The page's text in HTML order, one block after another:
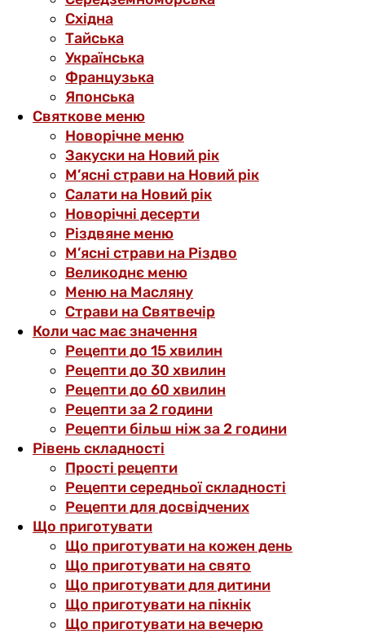
Східна
Тайська
Українська
Французька
Японська
Святкове меню
Новорічне меню
Закуски на Новий рік
М’ясні страви на Новий рік
Салати на Новий рік
Новорічні десерти
Різдвяне меню
М’ясні страви на Різдво
Великоднє меню
Меню на Масляну
Страви на Святвечір
Коли час має значення
Рецепти до 15 хвилин
Рецепти до 30 хвилин
Рецепти до 60 хвилин
Рецепти за 2 години
Рецепти більш ніж за 2 години
Рівень складності
Прості рецепти
Рецепти середньої складності
Рецепти для досвідчених
Що приготувати
Що приготувати на кожен день
Що приготувати на свято
Що приготувати для дитини
Що приготувати на пікнік
Що приготувати на вечерю